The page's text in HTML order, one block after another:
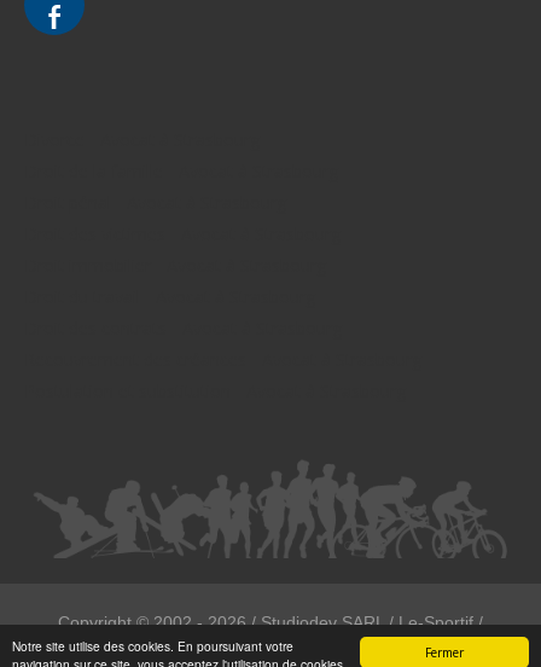
Fermer
Notre site utilise des cookies. En poursuivant votre
Copyright ©2002 - 2026/ Studiodev SARL / Le-Sportif /
Registration4all